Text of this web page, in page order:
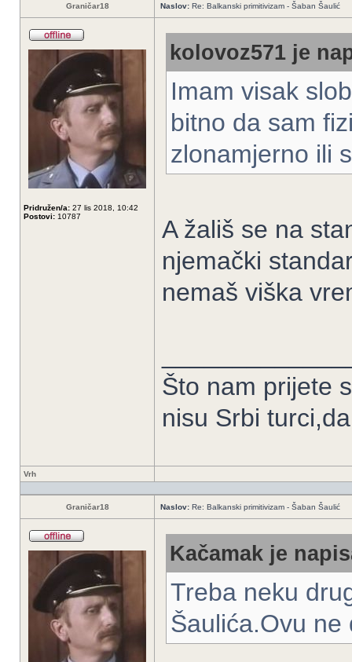
Graničar18 Naslov: Re: Balkanski primitivizam - Šaban Šaulić
Pridružen/a: 27 lis 2018, 10:42
Postovi: 10787
kolovoz571 je
Imam visak
bitno da sam
zlonamjerno ili
A žališ se na
njemački
nemaš viška
Što nam prijete
nisu Srbi
Vrh
Graničar18 Naslov: Re: Balkanski primitivizam - Šaban Šaulić
Kačamak je
Treba neku
Šaulića.Ovu ne